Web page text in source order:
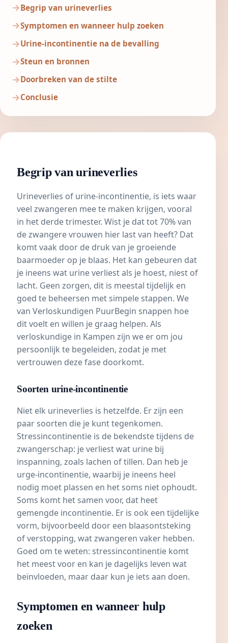
Begrip van urineverlies
Symptomen en wanneer hulp zoeken
Urine-incontinentie na de bevalling
Steun en bronnen
Doorbreken van de stilte
Conclusie
Begrip van urineverlies
Urineverlies of urine-incontinentie, is iets waar
veel zwangeren mee te maken krijgen, vooral
in het derde trimester. Wist je dat tot 70% van
de zwangere vrouwen hier last van heeft? Dat
komt vaak door de druk van je groeiende
baarmoeder op je blaas. Het kan gebeuren dat
je ineens wat urine verliest als je hoest, niest of
lacht. Geen zorgen, dit is meestal tijdelijk en
goed te beheersen met simpele stappen. We
van Verloskundigen PuurBegin snappen hoe
dit voelt en willen je graag helpen. Als
verloskundige in Kampen zijn we er om jou
persoonlijk te begeleiden, zodat je met
vertrouwen deze fase doorkomt.
Soorten urine-incontinentie
Niet elk urineverlies is hetzelfde. Er zijn een
paar soorten die je kunt tegenkomen.
Stressincontinentie is de bekendste tijdens de
zwangerschap: je verliest wat urine bij
inspanning, zoals lachen of tillen. Dan heb je
urge-incontinentie, waarbij je ineens heel
nodig moet plassen en het soms niet ophoudt.
Soms komt het samen voor, dat heet
gemengde incontinentie. Er is ook een tijdelijke
vorm, bijvoorbeeld door een blaasontsteking
of verstopping, wat zwangeren vaker hebben.
Goed om te weten: stressincontinentie komt
het meest voor en kan je dagelijks leven wat
beïnvloeden, maar daar kun je iets aan doen.
Symptomen en wanneer hulp
zoeken